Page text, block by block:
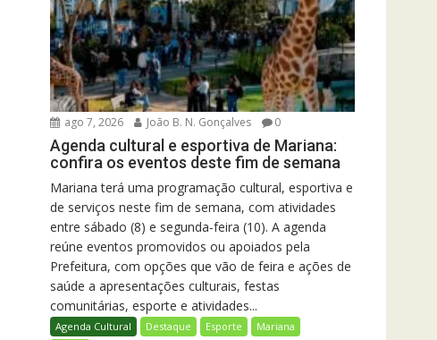
ago 7, 2026 João B. N. Gonçalves 0
Agenda cultural e esportiva de Mariana:
confira os eventos deste fim de semana
Mariana terá uma programação cultural, esportiva e
de serviços neste fim de semana, com atividades
entre sábado (8) e segunda-feira (10). A agenda
reúne eventos promovidos ou apoiados pela
Prefeitura, com opções que vão de feira e ações de
saúde a apresentações culturais, festas
comunitárias, esporte e atividades...
Agenda Cultural Destaque Esporte
Mariana